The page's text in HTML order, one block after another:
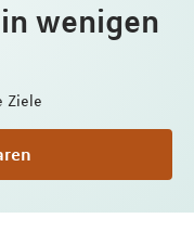
wenigen
Ziele